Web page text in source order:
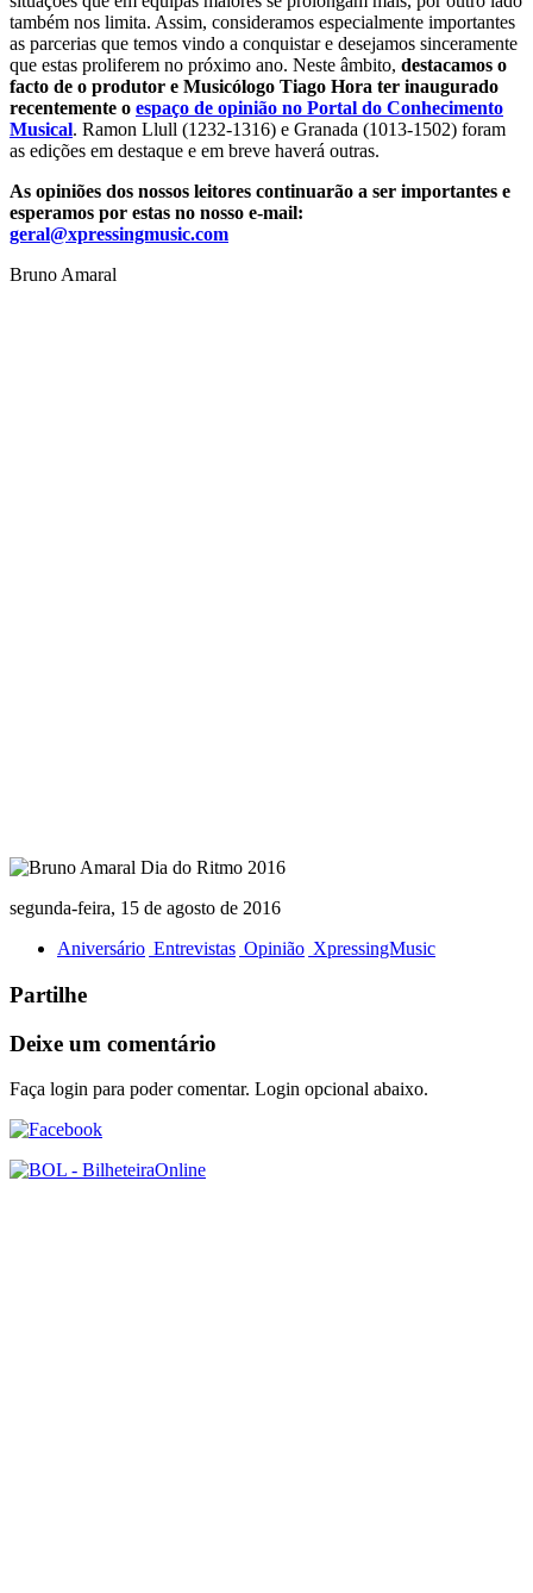
também nos limita. Assim, consideramos especialmente importantes
as parcerias que temos vindo a conquistar e desejamos sinceramente
que estas proliferem no próximo ano. Neste âmbito, destacamos o
facto de o produtor e Musicólogo Tiago Hora ter inaugurado
recentemente o espaço de opinião no Portal do Conhecimento
Musical. Ramon Llull (1232-1316) e Granada (1013-1502) foram
as edições em destaque e em breve haverá outras.
As opiniões dos nossos leitores continuarão a ser importantes e
esperamos por estas no nosso e-mail:
geral@xpressingmusic.com
Bruno Amaral
segunda-feira, 15 de agosto de 2016
Aniversário Entrevistas Opinião XpressingMusic
Partilhe
Deixe um comentário
Faça login para poder comentar. Login opcional abaixo.